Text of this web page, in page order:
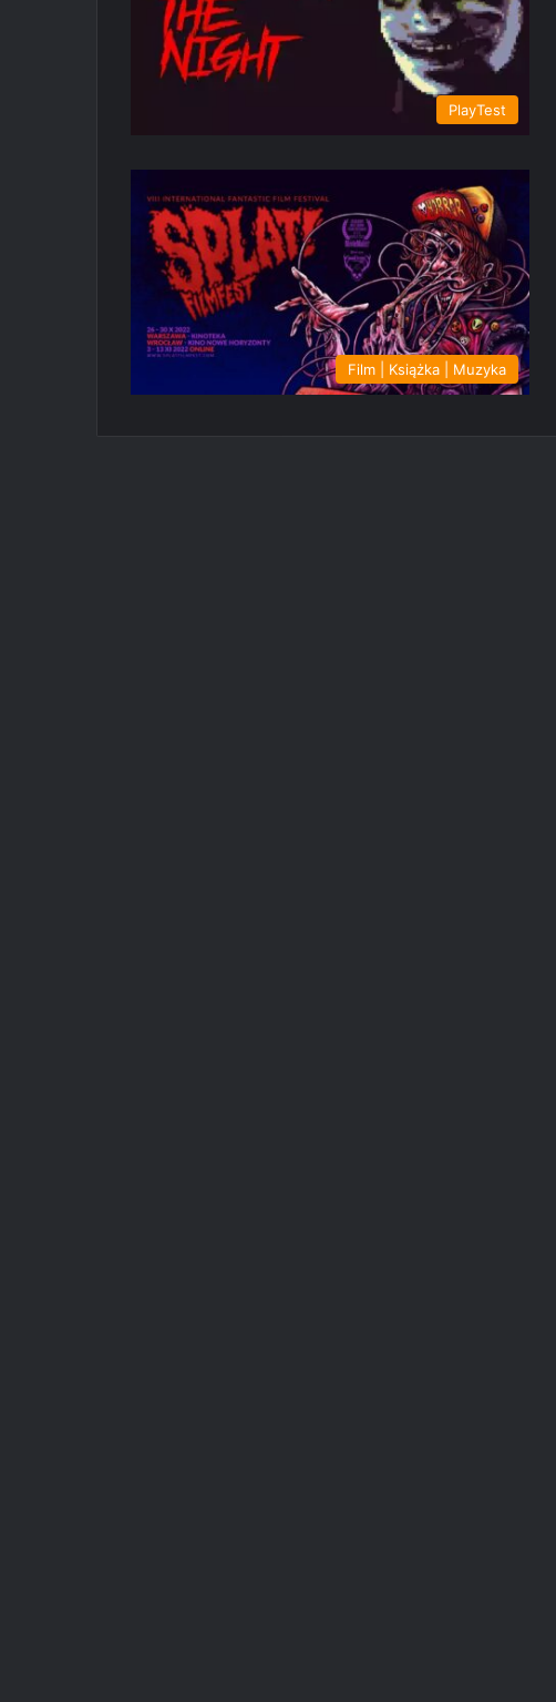
PlayTest
Film | Książka | Muzyka